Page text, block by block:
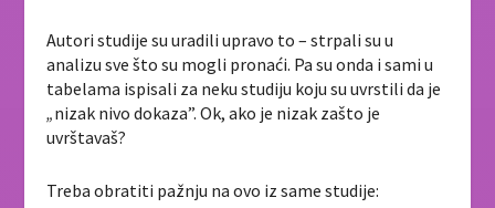
Autori studije su uradili upravo to – strpali su u
analizu sve što su mogli pronaći. Pa su onda i sami u
tabelama ispisali za neku studiju koju su uvrstili da je
„nizak nivo dokaza”. Ok, ako je nizak zašto je
uvrštavaš?
Treba obratiti pažnju na ovo iz same studije: